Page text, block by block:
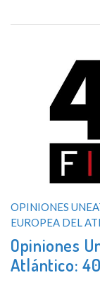
OPINIONES
EUROPEA DEL
Opiniones
Atlántico: